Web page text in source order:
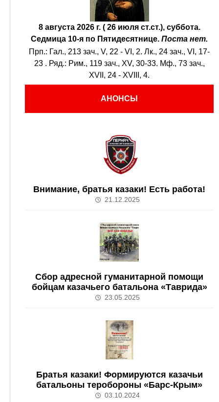
8 августа 2026 г. ( 26 июля ст.ст.), суббота.
Седмица 10-я по Пятидесятнице. Поста нет.
Прп.: Гал., 213 зач., V, 22 - VI, 2. Лк., 24 зач., VI, 17-
23 . Ряд.: Рим., 119 зач., XV, 30-33. Мф., 73 зач.,
XVII, 24 - XVIII, 4.
АНОНСЫ
Внимание, братья казаки! Есть работа!
21.12.2025
Сбор адресной гуманитарной помощи
бойцам казачьего батальона «Таврида»
23.05.2025
Братья казаки! Формируются казачьи
батальоны теробороны «Барс-Крым»
03.10.2024